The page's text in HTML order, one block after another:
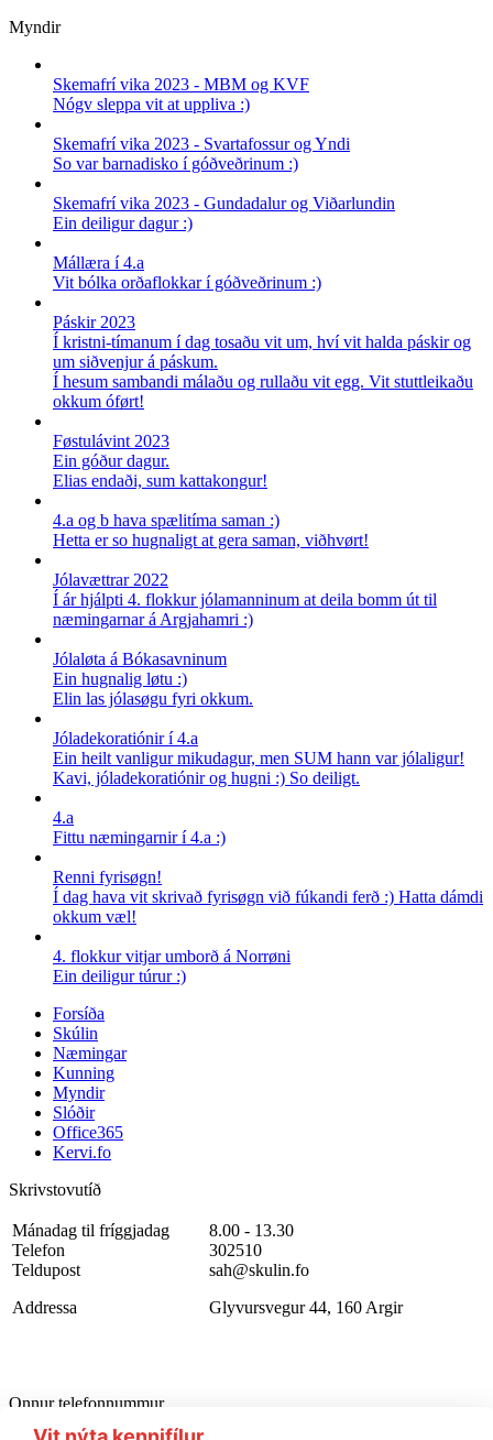
Myndir
Skemafrí vika 2023 - MBM og KVF
Nógv sleppa vit at uppliva :)
Skemafrí vika 2023 - Svartafossur og Yndi
So var barnadisko í góðveðrinum :)
Skemafrí vika 2023 - Gundadalur og Viðarlundin
Ein deiligur dagur :)
Mállæra í 4.a
Vit bólka orðaflokkar í góðveðrinum :)
Páskir 2023
Í kristni-tímanum í dag tosaðu vit um, hví vit halda páskir og
um siðvenjur á páskum.
Í hesum sambandi málaðu og rullaðu vit egg. Vit stuttleikaðu
okkum óført!
Føstulávint 2023
Ein góður dagur.
Elias endaði, sum kattakongur!
4.a og b hava spælitíma saman :)
Hetta er so hugnaligt at gera saman, viðhvørt!
Jólavættrar 2022
Í ár hjálpti 4. flokkur jólamanninum at deila bomm út til
næmingarnar á Argjahamri :)
Jólaløta á Bókasavninum
Ein hugnalig løtu :)
Elin las jólasøgu fyri okkum.
Jóladekoratiónir í 4.a
Ein heilt vanligur mikudagur, men SUM hann var jólaligur!
Kavi, jóladekoratiónir og hugni :) So deiligt.
4.a
Fittu næmingarnir í 4.a :)
Renni fyrisøgn!
Í dag hava vit skrivað fyrisøgn við fúkandi ferð :) Hatta dámdi
okkum væl!
4. flokkur vitjar umborð á Norrøni
Ein deiligur túrur :)
Forsíða
Skúlin
Næmingar
Kunning
Myndir
Slóðir
Office365
Kervi.fo
Skrivstovutíð
Mánadag til fríggjadag
Telefon
Teldupost
Addressa
8.00 - 13.30
302510
sah@skulin.fo
Glyvursvegur 44, 160 Argir
Onnur telefonnummur
Starvsfólkarúm
302510